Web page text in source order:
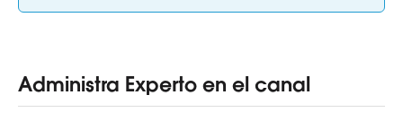
Administra Experto en el canal